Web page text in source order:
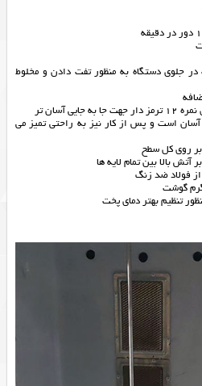
مجزا به عمق 10 سانت در جلوی دستگاه به منظور تفت دادن و مخلوط
آسان تر
آسان است و پس از کار نیز به راحتی تمیز می
بر روی کل سطح
بالا بین تمام لایه ها
فولاد ضد زنگ
تنظیم بهتر دمای پخت